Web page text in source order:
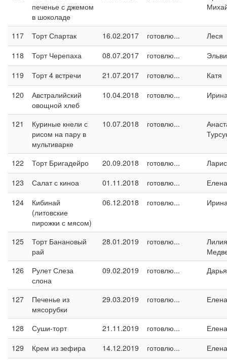
печенье с джемом
в шоколаде
117 Торт Спартак 16.02.2017 готовлю...
Леся
118
Торт Черепаха 08.07.2017 готовлю...
119
Торт 4 встречи 21.07.2017 готовлю...
Катя
120
Австралийский
овощной хлеб
10.04.2018 готовлю...
121
Куриные кнели с
рисом на пару в
мультиварке
10.07.2018 готовлю...
122 Торт Бригадейро 20.09.2018 готовлю...
123
Салат с киноа 01.11.2018 готовлю...
124
Кибинай
(литовские
пирожки с мясом)
06.12.2018 готовлю...
125
Торт Банановый
рай
28.01.2019 готовлю...
Лилия
126
Рулет Слеза
слона
09.02.2019 готовлю... Дарья
127
Печенье из
мясорубки
29.03.2019 готовлю...
128 Суши-торт 21.11.2019 готовлю...
129
Крем из зефира 14.12.2019 готовлю...